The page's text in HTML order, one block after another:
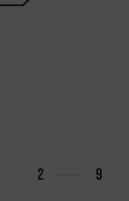
3 9